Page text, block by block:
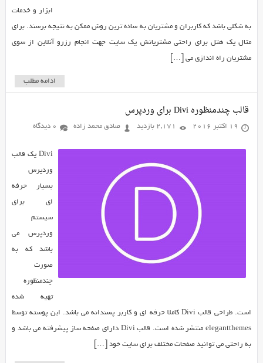
ابزار و خدمات
به شکلی باشد که کاربران و مشتریان به ساده ترین روش ممکن به نتیجه برسند. برای
مثال یک هتل برای راحتی مشتریانش یک سایت جهت انجام رزرو آنلاین از سوی
مشتریان راه اندازی می […]
ادامه مطلب
قالب چندمنظوره Divi برای وردپرس
19 اکتبر 2016 2,171 بازدید صادق محمد زاده 0 دیدگاه
Divi یک قالب
وردپرس
بسیار حرفه
ای برای
سیستم
وردپرس می
باشد که به
صورت
چندمنظوره
تهیه شده
است. طراحی قالب Divi کاملا حرفه ای و کاربر پسندانه می باشد. این پوسته توسط
elegantthemes منتشر شده است. قالب Divi دارای صفحه ساز پیشرفته می باشد و
به راحتی می توانید صفحات مختلف برای سایت خود […]